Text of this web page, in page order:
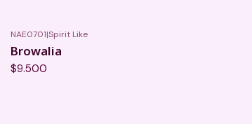
NAE0701|Spirit Like
Browalia
$9.500